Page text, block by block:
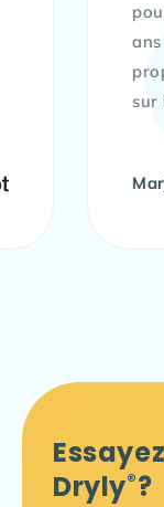
pour
ans
propre la
sur
pour que
Dryly®?